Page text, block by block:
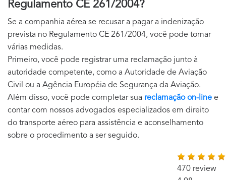
Regulamento CE 261/2004?
Se a companhia aérea se recusar a pagar a indenização
prevista no Regulamento CE 261/2004, você pode tomar
várias medidas.
Primeiro, você pode registrar uma reclamação junto à
autoridade competente, como a Autoridade de Aviação
Civil ou a Agência Européia de Segurança da Aviação.
Além disso, você pode completar sua reclamação on-line e
contar com nossos advogados especializados em direito
do transporte aéreo para assistência e aconselhamento
sobre o procedimento a ser seguido.
470 review